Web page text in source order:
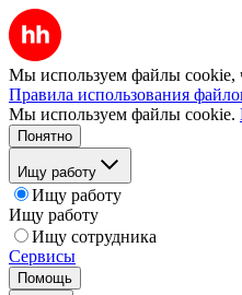
Мы используем файлы cookie,
Правила использования
Мы используем файлы cookie.
Понятно
Ищу работу
Ищу работу
Ищу работу
Ищу сотрудника
Сервисы
Помощь